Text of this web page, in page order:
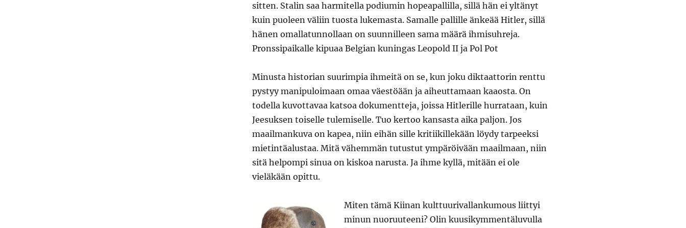
sitten. Stalin saa harmitella podiumin hopeapallilla, sillä hän ei yltänyt
kuin puoleen väliin tuosta lukemasta. Samalle pallille änkeää Hitler, sillä
hänen omallatunnollaan on suunnilleen sama määrä ihmisuhreja.
Pronssipaikalle kipuaa Belgian kuningas Leopold II ja Pol Pot
Minusta historian suurimpia ihmeitä on se, kun joku diktaattorin renttu
pystyy manipuloimaan omaa väestöään ja aiheuttamaan kaaosta. On
todella kuvottavaa katsoa dokumentteja, joissa Hitlerille hurrataan, kuin
Jeesuksen toiselle tulemiselle. Tuo kertoo kansasta aika paljon. Jos
maailmankuva on kapea, niin eihän sille kritiikillekään löydy tarpeeksi
mietintäalustaa. Mitä vähemmän tutustut ympäröivään maailmaan, niin
sitä helpompi sinua on kiskoa narusta. Ja ihme kyllä, mitään ei ole
vieläkään opittu.
Miten tämä Kiinan kulttuurivallankumous liittyi
minun nuoruuteeni? Olin kuusikymmentäluvulla